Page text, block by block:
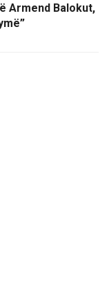
Armend Balokut,